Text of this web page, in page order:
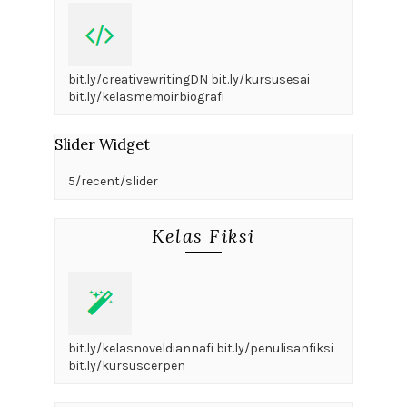
bit.ly/creativewritingDN bit.ly/kursusesai
bit.ly/kelasmemoirbiografi
Slider Widget
5/recent/slider
Kelas Fiksi
bit.ly/kelasnoveldiannafi bit.ly/penulisanfiksi
bit.ly/kursuscerpen